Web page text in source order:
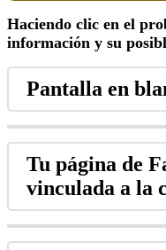
Haciendo clic en el
información y su
Pantalla en
Tu página de
vinculada a la